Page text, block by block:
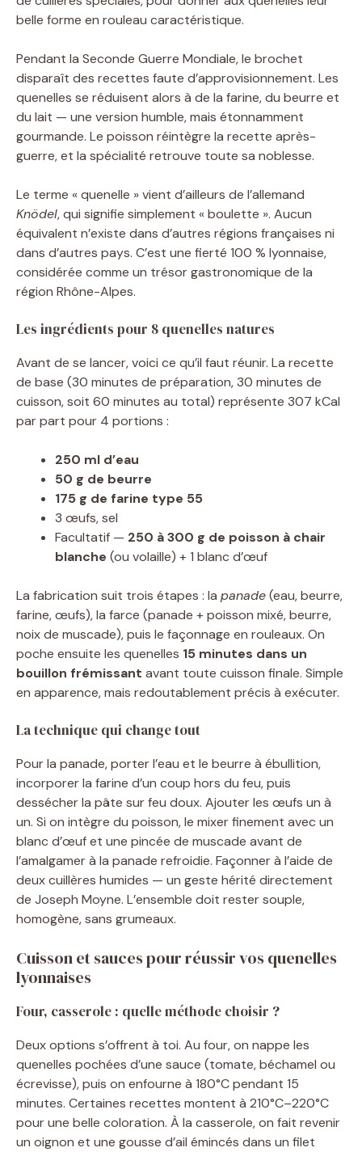
belle forme en rouleau caractéristique.
Pendant la Seconde Guerre Mondiale, le brochet
disparaît des recettes faute d’approvisionnement. Les
quenelles se réduisent alors à de la farine, du beurre et
du lait — une version humble, mais étonnamment
gourmande. Le poisson réintègre la recette après-
guerre, et la spécialité retrouve toute sa noblesse.
Le terme « quenelle » vient d’ailleurs de l’allemand
Knödel, qui signifie simplement « boulette ». Aucun
équivalent n’existe dans d’autres régions françaises ni
dans d’autres pays. C’est une fierté 100 % lyonnaise,
considérée comme un trésor gastronomique de la
région Rhône-Alpes.
Les ingrédients pour 8 quenelles natures
Avant de se lancer, voici ce qu’il faut réunir. La recette
de base (30 minutes de préparation, 30 minutes de
cuisson, soit 60 minutes au total) représente 307 kCal
par part pour 4 portions :
250 ml d’eau
50 g de beurre
175 g de farine type 55
3 œufs, sel
Facultatif — 250 à 300 g de poisson à chair
blanche (ou volaille) + 1 blanc d’œuf
La fabrication suit trois étapes : la panade(eau, beurre,
farine, œufs), la farce (panade + poisson mixé, beurre,
noix de muscade), puis le façonnage en rouleaux. On
poche ensuite les quenelles 15 minutes dans un
bouillon frémissant avant toute cuisson finale. Simple
en apparence, mais redoutablement précis à exécuter.
La technique qui change tout
Pour la panade, porter l’eau et le beurre à ébullition,
incorporer la farine d’un coup hors du feu, puis
dessécher la pâte sur feu doux. Ajouter les œufs un à
un. Si on intègre du poisson, le mixer finement avec un
blanc d’œuf et une pincée de muscade avant de
l’amalgamer à la panade refroidie. Façonner à l’aide de
deux cuillères humides — un geste hérité directement
de Joseph Moyne. L’ensemble doit rester souple,
homogène, sans grumeaux.
Cuisson et sauces pour réussir vos quenelles
lyonnaises
Four, casserole : quelle méthode choisir ?
Deux options s’offrent à toi. Au four, on nappe les
quenelles pochées d’une sauce (tomate, béchamel ou
écrevisse), puis on enfourne à 180°C pendant 15
minutes. Certaines recettes montent à 210°C–220°C
pour une belle coloration. À la casserole, on fait revenir
un oignon et une gousse d’ail émincés dans un filet